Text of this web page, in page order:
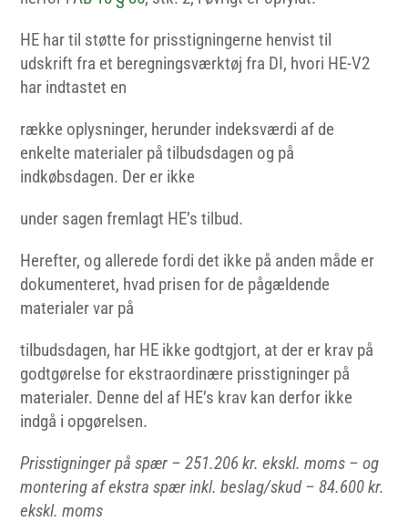
HE har til støtte for prisstigningerne henvist til
udskrift fra et beregningsværktøj fra DI, hvori HE-V2
har indtastet en
række oplysninger, herunder indeksværdi af de
enkelte materialer på tilbudsdagen og på
indkøbsdagen. Der er ikke
under sagen fremlagt HE’s tilbud.
Herefter, og allerede fordi det ikke på anden måde er
dokumenteret, hvad prisen for de pågældende
materialer var på
tilbudsdagen, har HE ikke godtgjort, at der er krav på
godtgørelse for ekstraordinære prisstigninger på
materialer. Denne del af HE’s krav kan derfor ikke
indgå i opgørelsen.
Prisstigninger på spær – 251.206 kr. ekskl. moms – og
montering af ekstra spær inkl. beslag/skud – 84.600 kr.
ekskl.moms